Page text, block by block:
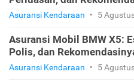
Asuransi Kendaraan • 5
Asuransi Mobil BMW X5:
Polis, dan
Asuransi Kendaraan • 5